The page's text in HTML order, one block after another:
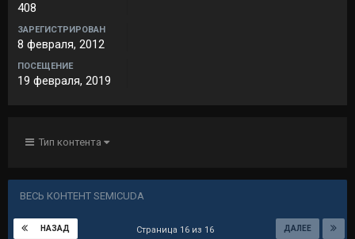
408
ЗАРЕГИСТРИРОВАН
8 февраля, 2012
ПОСЕЩЕНИЕ
19 февраля, 2019
Тип контента
ВЕСЬ КОНТЕНТ SEMICUDA
НАЗАД ДАЛЕЕ
Страница 16 из 16